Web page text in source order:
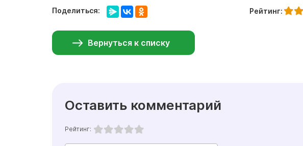
Поделиться:
Рейтинг:
Вернуться к списку
Оставить комментарий
Рейтинг: